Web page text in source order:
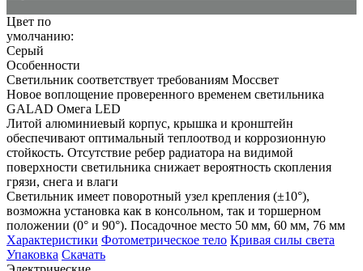
Цвет по
умолчанию:
Серый
Особенности
Светильник соответствует требованиям Моссвет
Новое воплощение проверенного временем светильника
GALAD Омега LED
Литой алюминиевый корпус, крышка и кронштейн
обеспечивают оптимальный теплоотвод и коррозионную
стойкость. Отсутствие ребер радиатора на видимой
поверхности светильника снижает вероятность скопления
грязи, снега и влаги
Светильник имеет поворотный узел крепления (±10°),
возможна установка как в консольном, так и торшерном
положении (0° и 90°). Посадочное место 50 мм, 60 мм, 76 мм
Характеристики Фотометрическое тело Кривая силы света
Упаковка Скачать